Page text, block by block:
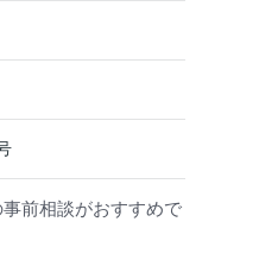
前相談がおすすめで